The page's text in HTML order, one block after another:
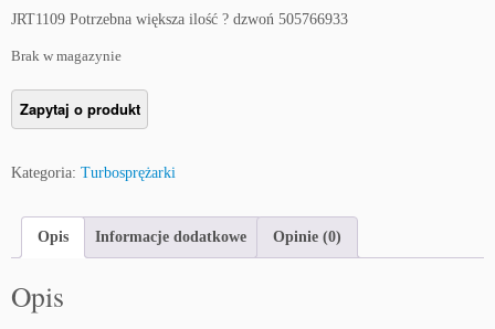
JRT1109 Potrzebna większa ilość ? dzwoń 505766933
Brak w magazynie
Kategoria: Turbosprężarki
Opis Informacje dodatkowe Opinie (0)
Opis